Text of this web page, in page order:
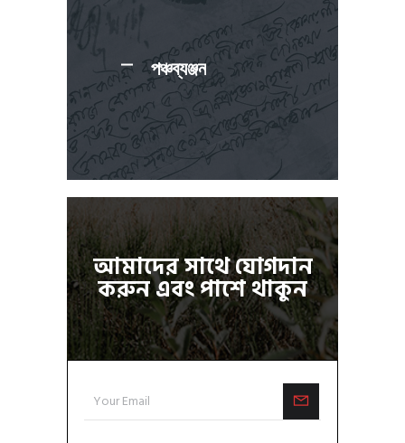
পঞ্চব্যঞ্জন
আমাদের সাথে যোগদান
করুন এবং পাশে থাকুন